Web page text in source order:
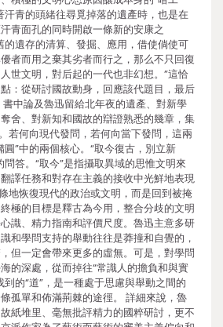
汗青的頭緒往尋覓掉落的遺產時，也是在
青面孔的同時開啟一條新的安康之
的遺存的清算、發掘、應用，借使倘使可
者而用之棄其劣者而行之，那么不只回復
世文明，對后起的一代也非幻想。”這恰
：從研討國故動身，回應該代題目，最后
中論及魯迅留給北年夜的遺產、對新學
舍、對新知和國故的辯證熟悉的幾章，集
若何向現代發問，若何向當下發問，這兩
”中的兩個核心。“取今復古，別立新
答。“取今”是指攝取異域的思惟文明來
譯任務和對存在主義的接收中光鮮地表現
地恢復現代的政治或文明，而是回到被掩
極的目標是釋古為今用，整合分歧的文明
識、精力指南和評價尺度。魯迅主意多研
和學問支持的舉動往往是莽撞和自覺的，
但一定會帶來更多的虛無。可是，對學問
的深處，從而掉往“常識人的擔負和與實
的“道”，是一種處于思慮與舉動之間的
孤單和佈滿荊棘的途徑。 詳細來說，魯
紙堆里、毫無批評精力的國粹研討，更不